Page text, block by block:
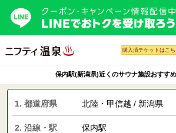
購入済チケットはこち
保内駅(新潟県)近くのサウナ施設おすす
1. 都道府県 北陸・甲信越 / 新潟県
2. 沿線・駅 保内駅